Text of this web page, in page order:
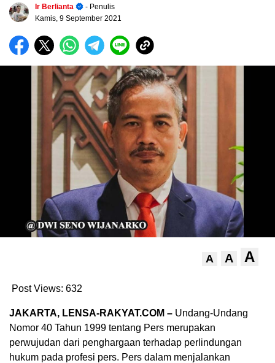
Ir Berlianta
- Penulis
Kamis, 9 September 2021
A A A
Post Views: 632
JAKARTA, LENSA-RAKYAT.COM – Undang-Undang
Nomor 40 Tahun 1999 tentang Pers merupakan
perwujudan dari penghargaan terhadap perlindungan
hukum pada profesi pers. Pers dalam menjalankan